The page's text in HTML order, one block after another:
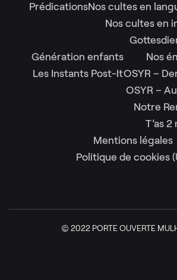
PrédicationsNos cultes en
Nos cultes en
Génération enfants
Les Instants Post-It
Nos
OSYR –
OSYR –
Notre
T’as
Mentions légales
Politique de cookies
© 2022 PORTE OUVERTE